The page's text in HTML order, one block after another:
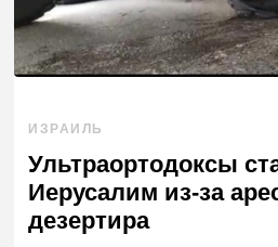
ИЗРАИЛЬ
Ультраортодоксы
Иерусалим из-за
дезертира